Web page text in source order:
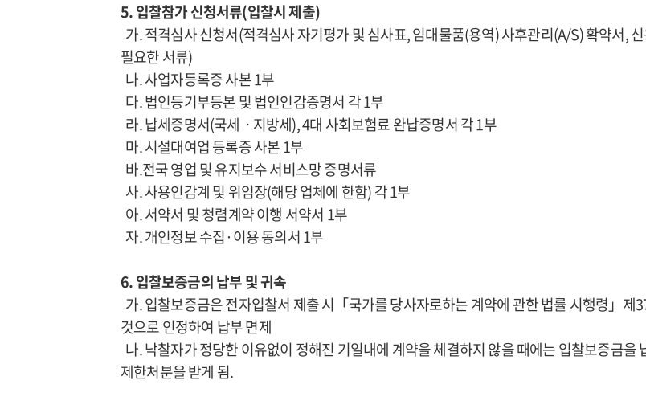
5. 입찰참가 신청서류(입찰시 제출)
가. 적격심사 신청서(적격심사 자기평가 및 심사표, 임대물품(용역) 사후관리(A/S) 확약서,
필요한 서류)
나. 사업자등록증 사본 1부
다. 법인등기부등본 및 법인인감증명서 각 1부
라. 납세증명서(국세ㆍ지방세), 4대 사회보험료 완납증명서 각 1부
마. 시설대여업 등록증 사본 1부
바.전국 영업 및 유지보수 서비스망 증명서류
사. 사용인감계 및 위임장(해당 업체에 한함) 각 1부
아. 서약서 및 청렴계약 이행 서약서 1부
자. 개인정보 수집·이용 동의서 1부
6. 입찰보증금의 납부 및 귀속
가. 입찰보증금은 전자입찰서 제출 시「국가를 당사자로하는 계약에 관한 법률 시행령」제
것으로 인정하여 납부 면제
나. 낙찰자가 정당한 이유없이 정해진 기일내에 계약을 체결하지 않을 때에는 입찰보증금
제한처분을 받게 됨.